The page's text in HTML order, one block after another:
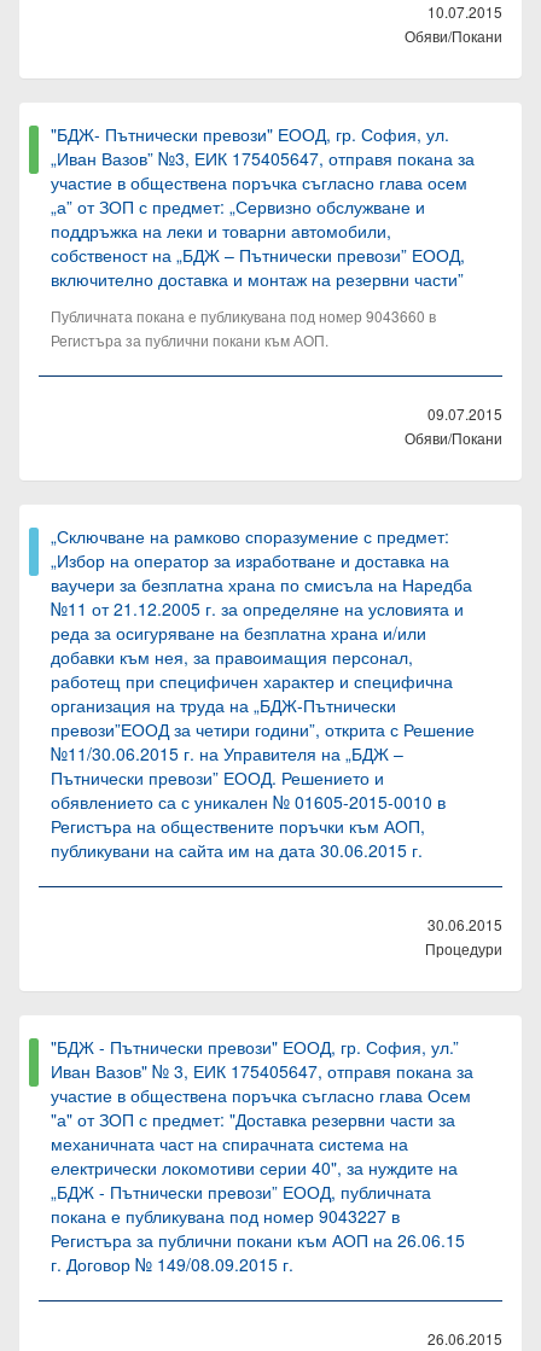
10.07.2015
Обяви/Покани
"БДЖ- Пътнически превози" ЕООД, гр. София, ул.
„Иван Вазов” №3, ЕИК 175405647, отправя покана за
участие в обществена поръчка съгласно глава осем
„а” от ЗОП с предмет: „Сервизно обслужване и
поддръжка на леки и товарни автомобили,
собственост на „БДЖ – Пътнически превози” ЕООД,
включително доставка и монтаж на резервни части”
Публичната покана е публикувана под номер 9043660 в
Регистъра за публични покани към АОП.
09.07.2015
Обяви/Покани
„Сключване на рамково споразумение с предмет:
„Избор на оператор за изработване и доставка на
ваучери за безплатна храна по смисъла на Наредба
№11 от 21.12.2005 г. за определяне на условията и
реда за осигуряване на безплатна храна и/или
добавки към нея, за правоимащия персонал,
работещ при специфичен характер и специфична
организация на труда на „БДЖ-Пътнически
превози”ЕООД за четири години”, открита с Решение
№11/30.06.2015 г. на Управителя на „БДЖ –
Пътнически превози” ЕООД. Решението и
обявлението са с уникален № 01605-2015-0010 в
Регистъра на обществените поръчки към АОП,
публикувани на сайта им на дата 30.06.2015 г.
30.06.2015
Процедури
"БДЖ - Пътнически превози" ЕООД, гр. София, ул.”
Иван Вазов" № 3, ЕИК 175405647, отправя покана за
участие в обществена поръчка съгласно глава Осем
"а" от ЗОП с предмет: "Доставка резервни части за
механичната част на спирачната система на
електрически локомотиви серии 40", за нуждите на
„БДЖ - Пътнически превози” ЕООД, публичната
покана е публикувана под номер 9043227 в
Регистъра за публични покани към АОП на 26.06.15
г. Договор № 149/08.09.2015 г.
26.06.2015